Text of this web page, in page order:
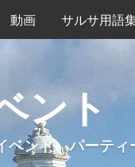
動画 サルサ用語
ント
ント、パーテ